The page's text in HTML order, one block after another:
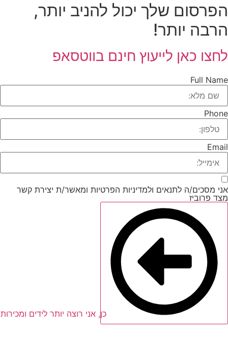
שלך יכול להניב יותר,
יותר!
כאן לייעוץ חינם בווטסאפ
Full
מסכים/ה לתנאים ולמדיניות הפרטיות ומאשר/ת יצירת קשר
פרוביז
כן, אני רוצה יותר לידים ומכירות!